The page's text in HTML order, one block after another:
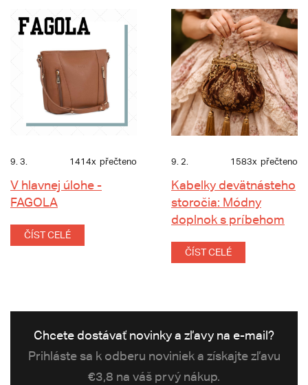
9. 3. 1414x přečteno
V hlavnej úlohe -
FAGOLA
ČÍST CELÉ
9. 2. 1583x přečteno
Kabelky devätnásteho
storočia: Módny
doplnok s príbehom
ČÍST CELÉ
Chcete dostávať novinky a zľavy na e-mail?
Prihláste sa k odberu noviniek a získajte zľavu
€3,8 na váš prvý nákup.